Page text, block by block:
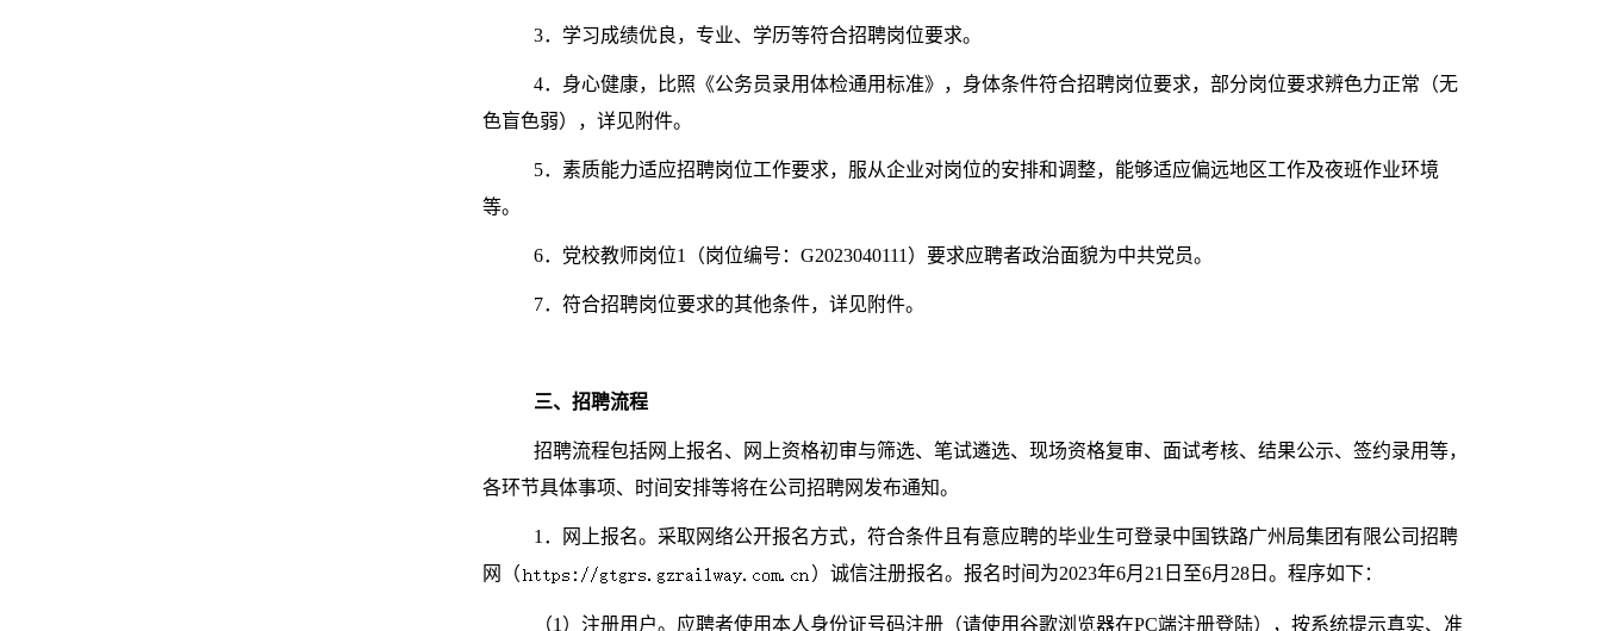
3．学习成绩优良，专业、学历等符合招聘岗位要求。
4．身心健康，比照《公务员录用体检通用标准》，身体条件符合招聘岗位要求，部分岗位要求辨色力正常（无
色盲色弱），详见附件。
5．素质能力适应招聘岗位工作要求，服从企业对岗位的安排和调整，能够适应偏远地区工作及夜班作业环境
等。
6．党校教师岗位1（岗位编号：G2023040111）要求应聘者政治面貌为中共党员。
7．符合招聘岗位要求的其他条件，详见附件。
三、招聘流程
招聘流程包括网上报名、网上资格初审与筛选、笔试遴选、现场资格复审、面试考核、结果公示、签约录用等，
各环节具体事项、时间安排等将在公司招聘网发布通知。
1．网上报名。采取网络公开报名方式，符合条件且有意应聘的毕业生可登录中国铁路广州局集团有限公司招聘
网（
）诚信注册报名。报名时间为2023年6月21日至6月28日。程序如下：
（1）注册用户。应聘者使用本人身份证号码注册（请使用谷歌浏览器在PC端注册登陆），按系统提示真实、准